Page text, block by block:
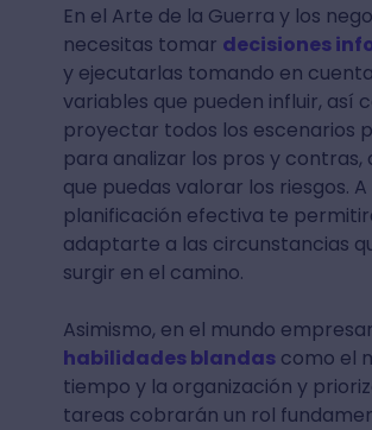
En el Arte de la Guerra y los
necesitas tomar decisiones
y ejecutarlas tomando en
variables que pueden influir, así
proyectar todos los escenarios
para analizar los pros y contras,
que puedas valorar los riesgos. A
planificación efectiva te
adaptarte a las circunstancias
surgir en el camino.
Asimismo, en el mundo
habilidades blandascomo el
tiempo y la organización y
tareas cobrarán un rol